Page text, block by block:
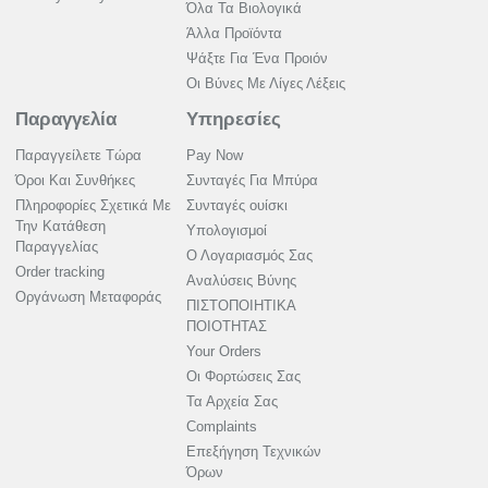
Όλα Τα Βιολογικά
Άλλα Προϊόντα
Ψάξτε Για Ένα Προιόν
Οι Βύνες Με Λίγες Λέξεις
Παραγγελία
Παραγγείλετε Τώρα
Όροι Και Συνθήκες
Πληροφορίες Σχετικά Με
Την Κατάθεση
Παραγγελίας
Order tracking
Οργάνωση Μεταφοράς
Υπηρεσίες
Pay Now
Συνταγές Για Μπύρα
Συνταγές ουίσκι
Υπολογισμοί
Ο Λογαριασμός Σας
Αναλύσεις Βύνης
ΠΙΣΤΟΠΟΙΗΤΙΚΑ
ΠΟΙΟΤΗΤΑΣ
Your Orders
Οι Φορτώσεις Σας
Τα Αρχεία Σας
Complaints
Επεξήγηση Τεχνικών
Όρων